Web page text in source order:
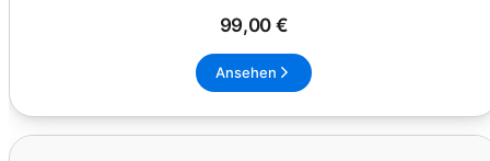
99,00 €
Ansehen